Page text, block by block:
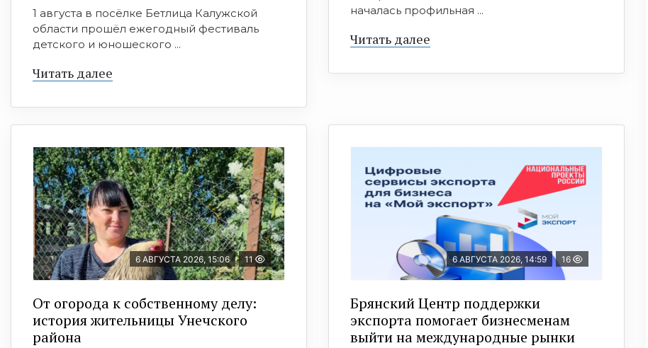
1 августа в посёлке Бетлица Калужской
области прошёл ежегодный фестиваль
детского и юношеского ...
Читать далее
началась профильная ...
Читать далее
6 АВГУСТА 2026, 15:06 11
От огорода к собственному делу:
история жительницы Унечского
района
6 АВГУСТА 2026, 14:59 16
Брянский Центр поддержки
экспорта помогает бизнесменам
выйти на международные рынки